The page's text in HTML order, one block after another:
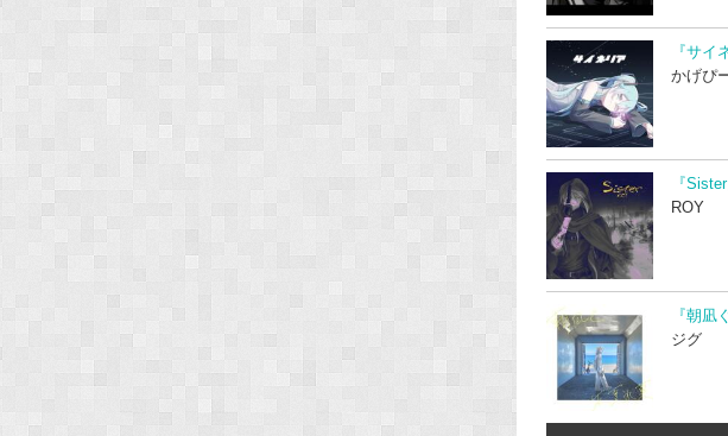
『サイ
かげぴ
『Sister
ROY
『朝凪
ジグ